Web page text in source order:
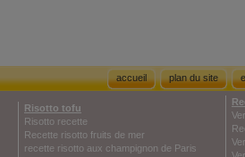
accueil plan du site
Risotto tofu
Risotto recette
Recette risotto fruits de mer
recette risotto aux champignon de Paris